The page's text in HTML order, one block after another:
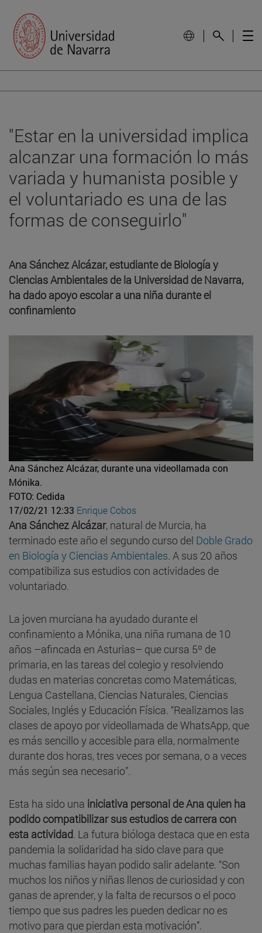
"Estar en la universidad implica
alcanzar una formación lo más
variada y humanista posible y
el voluntariado es una de las
formas de conseguirlo"
Ana Sánchez Alcázar, estudiante de Biología y
Ciencias Ambientales de la Universidad de Navarra,
ha dado apoyo escolar a una niña durante el
confinamiento
Ana Sánchez Alcázar, durante una videollamada con
Mónika.
FOTO: Cedida
17/02/21 12:33 Enrique Cobos
Ana Sánchez Alcázar, natural de Murcia, ha
terminado este año el segundo curso del Doble Grado
en Biología y Ciencias Ambientales. A sus 20 años
compatibiliza sus estudios con actividades de
voluntariado.
La joven murciana ha ayudado durante el
confinamiento a Mónika, una niña rumana de 10
años –afincada en Asturias– que cursa 5º de
primaria, en las tareas del colegio y resolviendo
dudas en materias concretas como Matemáticas,
Lengua Castellana, Ciencias Naturales, Ciencias
Sociales, Inglés y Educación Física. “Realizamos las
clases de apoyo por videollamada de WhatsApp, que
es más sencillo y accesible para ella, normalmente
durante dos horas, tres veces por semana, o a veces
más según sea necesario”.
Esta ha sido una iniciativa personal de Ana quien ha
podido compatibilizar sus estudios de carrera con
esta actividad. La futura bióloga destaca que en esta
pandemia la solidaridad ha sido clave para que
muchas familias hayan podido salir adelante. “Son
muchos los niños y niñas llenos de curiosidad y con
ganas de aprender, y la falta de recursos o el poco
tiempo que sus padres les pueden dedicar no es
motivo para que pierdan esta motivación”.